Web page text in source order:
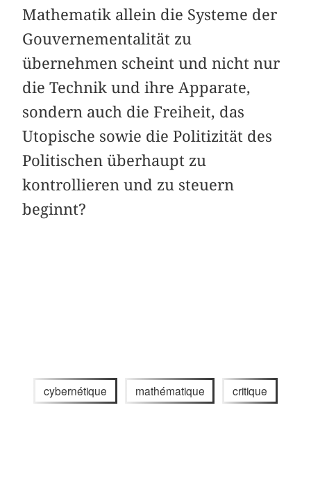
Mathematik allein die Systeme der
Gouvernementalität zu
übernehmen scheint und nicht nur
die Technik und ihre Apparate,
sondern auch die Freiheit, das
Utopische sowie die Politizität des
Politischen überhaupt zu
kontrollieren und zu steuern
beginnt?
cybernétique mathématique critique